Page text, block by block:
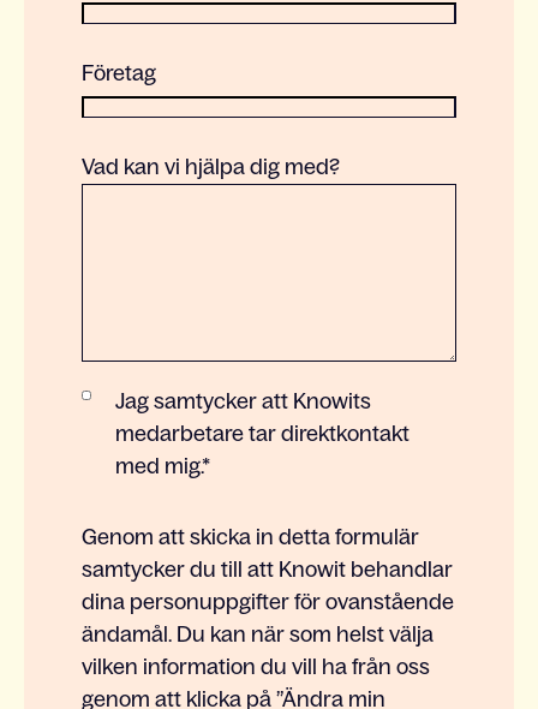
Företag
Vad kan vi hjälpa dig med?
Jag samtycker att Knowits
medarbetare tar direktkontakt
med mig.*
Genom att skicka in detta formulär
samtycker du till att Knowit behandlar
dina personuppgifter för ovanstående
ändamål. Du kan när som helst välja
vilken information du vill ha från oss
genom att klicka på ”Ändra min